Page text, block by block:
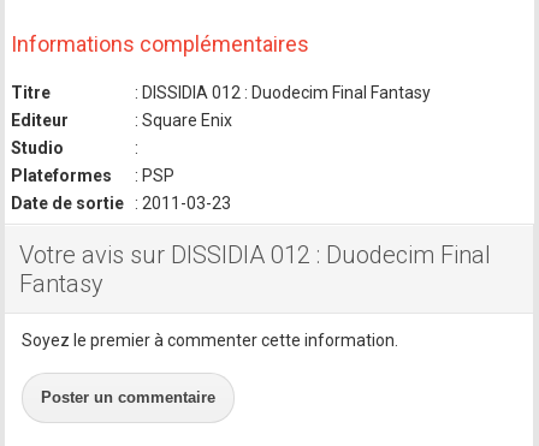
Informations complémentaires
Titre
: DISSIDIA 012 : Duodecim Final Fantasy
Editeur
: Square Enix
Studio
:
Plateformes
: PSP
Date de sortie
: 2011-03-23
Votre avis sur DISSIDIA 012 : Duodecim Final
Fantasy
Soyez le premier à commenter cette information.
Poster un commentaire